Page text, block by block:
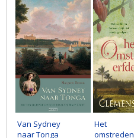
Van Sydney
naar Tonga
Het
omstreden